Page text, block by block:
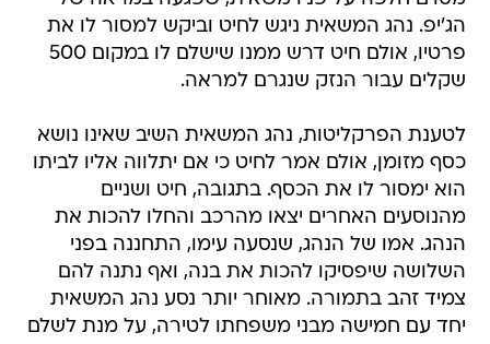
הג'יפ. נהג המשאית ניגש לחיט וביקש למסור לו את
פרטיו, אולם חיט דרש ממנו שישלם לו במקום 500
שקלים עבור הנזק שנגרם למראה.
לטענת הפרקליטות, נהג המשאית השיב שאינו נושא
כסף מזומן, אולם אמר לחיט כי אם יתלווה אליו לביתו
הוא ימסור לו את הכסף. בתגובה, חיט ושניים
מהנוסעים האחרים יצאו מהרכב והחלו להכות את
הנהג. אמו של הנהג, שנסעה עימו, התחננה בפני
השלושה שיפסיקו להכות את בנה, ואף נתנה להם
צמיד זהב בתמורה. מאוחר יותר נסע נהג המשאית
יחד עם חמישה מבני משפחתו לטירה, על מנת לשלם